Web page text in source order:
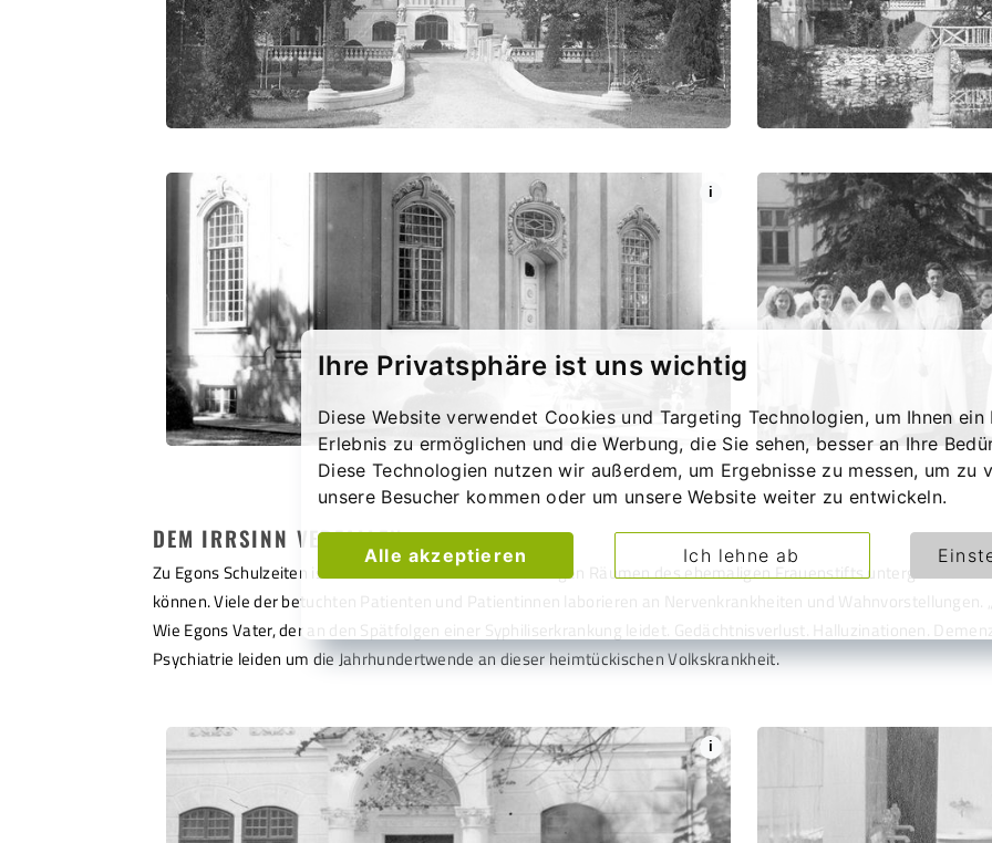
Ihre Privatsphäre ist uns wichtig
Diese Website verwendet Cookies und Targeting Technologien, um Ihnen
Erlebnis zu ermöglichen und die Werbung, die Sie sehen, besser an Ihre
Diese Technologien nutzen wir außerdem, um Ergebnisse zu messen, um zu
unsere Besucher kommen oder um unsere Website weiter zu entwickeln.
Alle akzeptieren Ich lehne ab
i
DEM IRRSINN VERFALLEN.
Zu Egons Schulzeiten ist ein Sanatorium in den weitläufigen Räumen des ehemaligen Frauenstifts untergebracht.
können. Viele der betuchten Patienten und Patientinnen laborieren an Nervenkrankheiten und Wahnvorstellungen.
Wie Egons Vater, der an den Spätfolgen einer Syphiliserkrankung leidet. Gedächtnisverlust. Halluzinationen.
Psychiatrie leiden um die Jahrhundertwende an dieser heimtückischen Volkskrankheit.
i